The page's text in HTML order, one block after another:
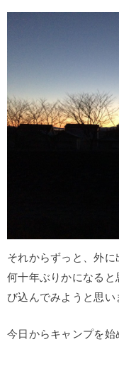
それからずっと、外に
何十年ぶりかになる
び込んでみようと思い
今日からキャンプを始